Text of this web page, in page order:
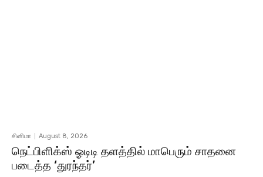
சினிமா August 8, 2026
நெட்பிளிக்ஸ் ஓடிடி தளத்தில் மாபெரும் சாதனை
படைத்த ‘துரந்தர்’